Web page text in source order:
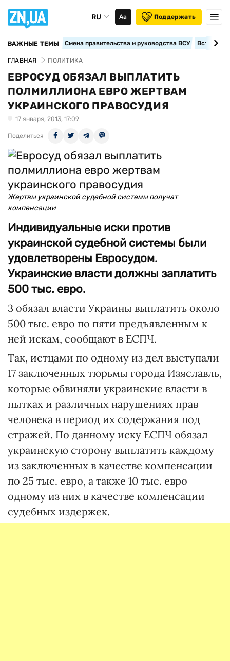
RU Аа Поддержать
ВАЖНЫЕ ТЕМЫ Смена правительства и руководства ВСУ
ГЛАВНАЯ ПОЛИТИКА
ЕВРОСУД ОБЯЗАЛ ВЫПЛАТИТЬ
ПОЛМИЛЛИОНА ЕВРО ЖЕРТВАМ
УКРАИНСКОГО ПРАВОСУДИЯ
17 января, 2013, 17:09
Поделиться
Жертвы украинской судебной системы получат
компенсации
Индивидуальные иски против
украинской судебной системы были
удовлетворены Евросудом.
Украинские власти должны заплатить
500 тыс. евро.
3 обязал власти Украины выплатить около
500 тыс. евро по пяти предъявленным к
ней искам, сообщают в ЕСПЧ.
Так, истцами по одному из дел выступали
17 заключенных тюрьмы города Изяславль,
которые обвиняли украинские власти в
пытках и различных нарушениях прав
человека в период их содержания под
стражей. По данному иску ЕСПЧ обязал
украинскую сторону выплатить каждому
из заключенных в качестве компенсации
по 25 тыс. евро, а также 10 тыс. евро
одному из них в качестве компенсации
судебных издержек.